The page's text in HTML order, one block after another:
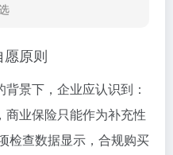
原则
景下，企业应认识到：
，商业保险只能作为补充性
检查数据显示，合规购买